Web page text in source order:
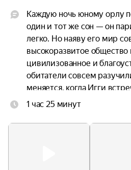
Каждую ночь юному орлу
один и тот же сон — он
легко. Но наяву его мир
высокоразвитое общество
цивилизованное и
обитатели совсем
меняется, когда Игги
одноклассницу Ив, без
наконец обретает
1 час 25 минут